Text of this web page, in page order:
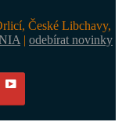
České Libchavy,
| odebírat novinky